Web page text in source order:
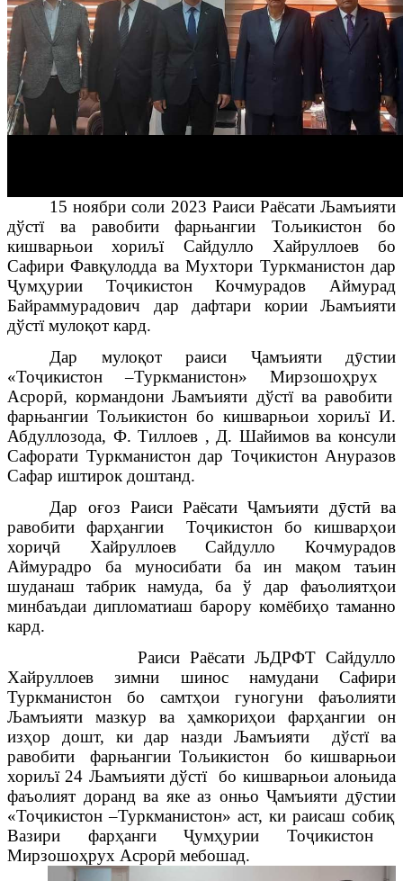
15 ноябри соли 2023 Раиси Раёсати Љамъияти
дўстї ва равобити фарњангии Тољикистон бо
кишварњои хориљї Сайдулло Хайруллоев бо
Сафири Фавқулодда ва Мухтори Туркманистон дар
Ҷумҳурии ТоҷикистонКочмурадов Аймурад
Байраммурадович дар дафтари кории Љамъияти
дўстї мулоқот кард.
Дар мулоқотраиси Ҷамъияти дӯстии
«Тоҷикистон –Туркманистон» Мирзошоҳрух
Асрорӣ, кормандониЉамъияти дўстї ва равобити
фарњангии Тољикистон бо кишварњои хориљї И.
Абдуллозода, Ф. Тиллоев , Д. Шайимов ва консули
Сафорати Туркманистон дар ТоҷикистонАнуразов
Сафар иштирок доштанд.
Дар
оғоз Раиси Раёсати Ҷамъияти дӯстӣ ва
равобити
фарҳангии Тоҷикистон бо кишварҳои
хориҷӣ Хайруллоев Сайдулло Кочмурадов
Аймурадро ба муносибати ба ин мақом таъин
шуданаш табрик намуда, ба ў дар фаъолиятҳои
минбаъдаи дипломатиаш барору комёбиҳо таманно
кард.
Раиси Раёсати ЉДРФТ Сайдулло
Хайруллоев зимни шинос намудани Сафири
Туркманистон бо самтҳои гуногуни фаъолияти
Љамъияти мазкур ва ҳамкориҳои фарҳангии он
изҳор дошт, ки дар назди Љамъияти дўстї ва
равобити фарњангии Тољикистон бо кишварњои
хориљї 24 Љамъияти дўстї бо кишварњои алоњида
фаъолият доранд ва яке аз онњоҶамъияти дӯстии
«Тоҷикистон –Туркманистон» аст, ки раисаш собиқ
Вазири фарҳанги Ҷумҳурии Тоҷикистон
Мирзошоҳрух Асрорӣ мебошад.